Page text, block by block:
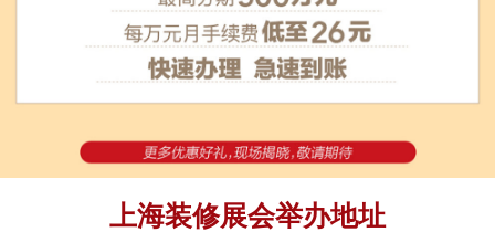
上海装修展会举办地址